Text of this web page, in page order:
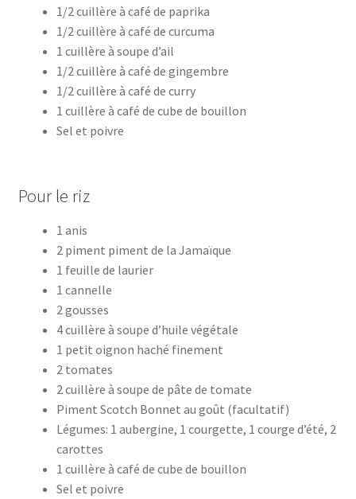
1/2 cuillère à café de paprika
1/2 cuillère à café de curcuma
1 cuillère à soupe d’ail
1/2 cuillère à café de gingembre
1/2 cuillère à café de curry
1 cuillère à café de cube de bouillon
Sel et poivre
Pour le riz
1 anis
2 piment piment de la Jamaïque
1 feuille de laurier
1 cannelle
2 gousses
4 cuillère à soupe d’huile végétale
1 petit oignon haché finement
2 tomates
2 cuillère à soupe de pâte de tomate
Piment Scotch Bonnet au goût (facultatif)
Légumes: 1 aubergine, 1 courgette, 1 courge d’été, 2
carottes
1 cuillère à café de cube de bouillon
Sel et poivre